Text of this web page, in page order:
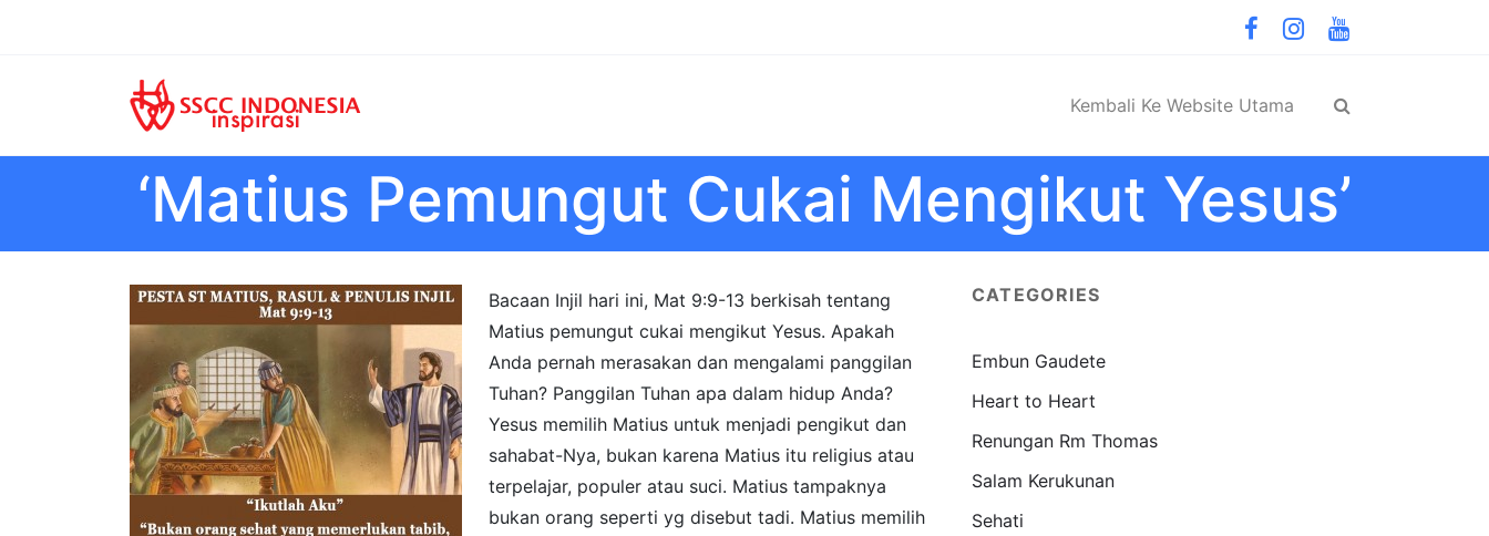
Kembali Ke Website Utama
‘Matius Pemungut Cukai Mengikut Yesus’
Bacaan Injil hari ini, Mat 9:9-13 berkisah tentang
Matius pemungut cukai mengikut Yesus. Apakah
Anda pernah merasakan dan mengalami panggilan
Tuhan? Panggilan Tuhan apa dalam hidup Anda?
Yesus memilih Matius untuk menjadi pengikut dan
sahabat-Nya, bukan karena Matius itu religius atau
terpelajar, populer atau suci. Matius tampaknya
bukan orang seperti yg disebut tadi. Matius memilih
CATEGORIES
Embun Gaudete
Heart to Heart
Renungan Rm Thomas
Salam Kerukunan
Sehati